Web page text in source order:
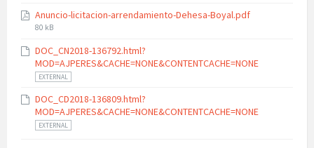
Anuncio-licitacion-arrendamiento-Dehesa-Boyal.pdf
File
80 kB
DOC_CN2018-136792.html?
MOD=AJPERES&CACHE=NONE&CONTENTCACHE=NONE
EXTERNAL
DOC_CD2018-136809.html?
MOD=AJPERES&CACHE=NONE&CONTENTCACHE=NONE
EXTERNAL